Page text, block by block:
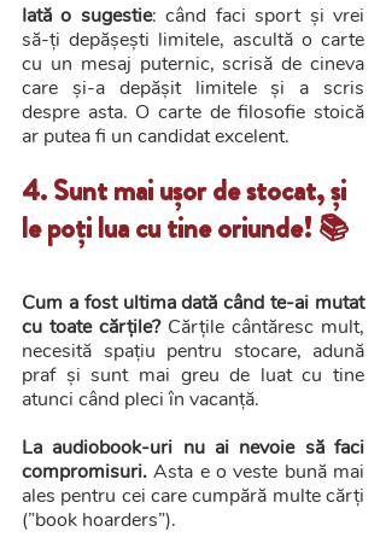
Iată o sugestie: când faci sport și vrei
să-ți depășești limitele, ascultă o carte
cu un mesaj puternic, scrisă de cineva
care și-a depășit limitele și a scris
despre asta. O carte de filosofie stoică
ar putea fi un candidat excelent.
4. Sunt mai ușor de stocat, și
le poți lua cu tine oriunde! 📚
Cum a fost ultima dată când te-ai mutat
cu toate cărțile? Cărțile cântăresc mult,
necesită spațiu pentru stocare, adună
praf și sunt mai greu de luat cu tine
atunci când pleci în vacanță.
La audiobook-uri nu ai nevoie să faci
compromisuri. Asta e o veste bună mai
ales pentru cei care cumpără multe cărți
(”book hoarders”).